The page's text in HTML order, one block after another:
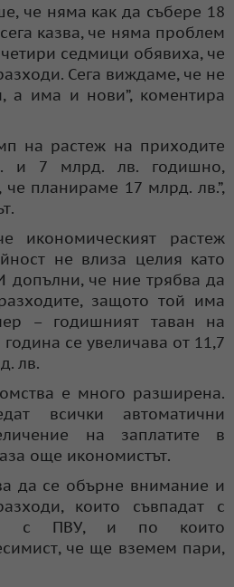
че няма как да събере 18
казва, че няма проблем
седмици обявиха, че
Сега виждаме, че не
а има и нови”, коментира
на растеж на приходите
и 7 млрд. лв. годишно,
планираме 17 млрд. лв.”,
икономическият растеж
не влиза целия като
допълни, че ние трябва да
защото той има
– годишният таван на
се увеличава от 11,7
лв.
е много разширена.
всички автоматични
на заплатите в
още икономистът.
да се обърне внимание и
които съвпадат с
и с ПВУ, и по които
че ще вземем пари,